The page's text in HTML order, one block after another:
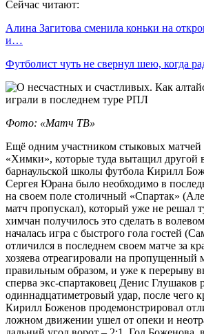
Сейчас читают:
Алина Загитова сменила коньки на
и…
Футболист чуть не свернул шею, когда
Фото: «Матч ТВ»
Ещё одним участником стыковых матчей
«Химки», которые туда вытащил другой
барнаульской школы футбола Кирилл
Сергея Юрана было необходимо в
на своем поле столичный «Спартак»
матч пропускал), который уже не решал
химчан получилось это сделать в
началась игра с быстрого гола гостей
отличился в последнем своем матче за
хозяева отреагировали на пропущенный
правильным образом, и уже к перерыву
сперва экс-спартаковец Денис Глушаков
одиннадцатиметровый удар, после чего
Кирилл Боженов продемонстрировал
ложном движении ушел от опеки и